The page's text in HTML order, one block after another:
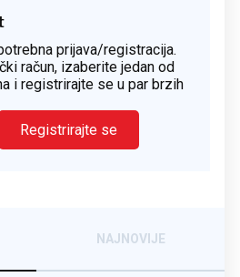
prijava/registracija.
račun, izaberite jedan od
i registrirajte se u par brzih
Registrirajte se
NAJNOVIJE